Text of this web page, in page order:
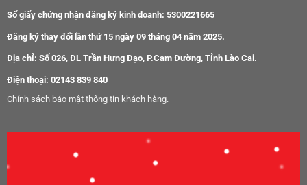
Số giấy chứng nhận đăng ký kinh doanh: 5300221665
Đăng ký thay đổi lần thứ 15 ngày 09 tháng 04 năm 2025.
Địa chỉ: Số 026, ĐL Trần Hưng Đạo, P.Cam Đường, Tỉnh Lào Cai.
Điện thoại: 02143 839 840
Chính sách bảo mật thông tin khách hàng.